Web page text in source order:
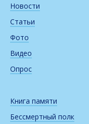
Новости
Статьи
Фото
Видео
Опрос
Книга памяти
Бессмертный полк